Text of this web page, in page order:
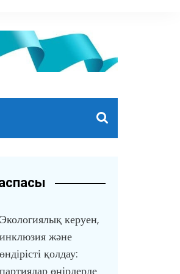
Экологиялық керуен,
инклюзия және
өндірісті қолдау:
партиялар өңірлерде